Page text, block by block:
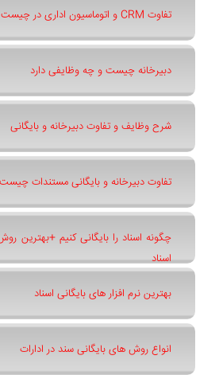
تفاوت CRM و اتوماسیون اداری در چیست
دبیرخانه چیست و چه وظایفی دارد
شرح وظایف و تفاوت دبیرخانه و بایگانی
تفاوت دبیرخانه و بایگانی مستندات چیست
چگونه اسناد را بایگانی کنیم +بهترین
اسناد
بهترین نرم ‌افزار های بایگانی اسناد
انواع روش های بایگانی سند در ادارات